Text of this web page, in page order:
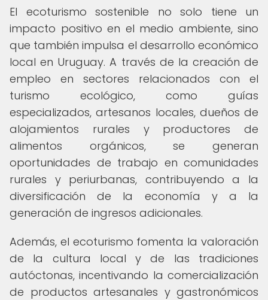
El ecoturismo sostenible no solo tiene un
impacto positivo en el medio ambiente, sino
que también impulsa el desarrollo económico
local en Uruguay. A través de la creación de
empleo en sectores relacionados con el
turismo ecológico, como guías
especializados, artesanos locales, dueños de
alojamientos rurales y productores de
alimentos orgánicos, se generan
oportunidades de trabajo en comunidades
rurales y periurbanas, contribuyendo a la
diversificación de la economía y a la
generación de ingresos adicionales.
Además, el ecoturismo fomenta la valoración
de la cultura local y de las tradiciones
autóctonas, incentivando la comercialización
de productos artesanales y gastronómicos